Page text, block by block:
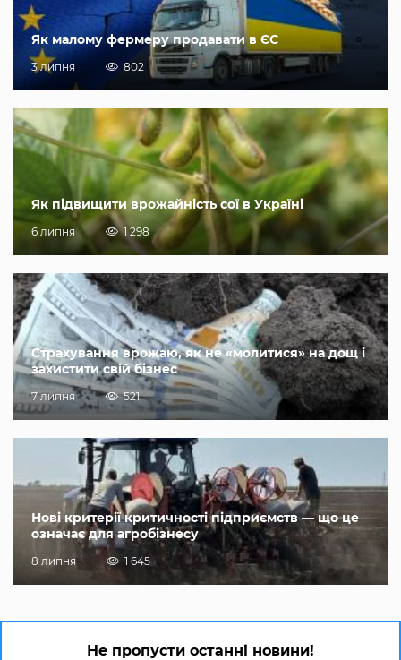
Як малому фермеру продавати в ЄС
3 липня 802
Як підвищити врожайність сої в Україні
6 липня 1 298
Страхування врожаю, як не «молитися» на дощ і
захистити свій бізнес
7 липня 521
Нові критерії критичності підприємств — що це
означає для агробізнесу
8 липня 1 645
Не пропусти останні новини!